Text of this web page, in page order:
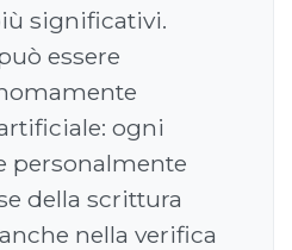
significativi.
essere
ogni
personalmente
della scrittura
nella verifica